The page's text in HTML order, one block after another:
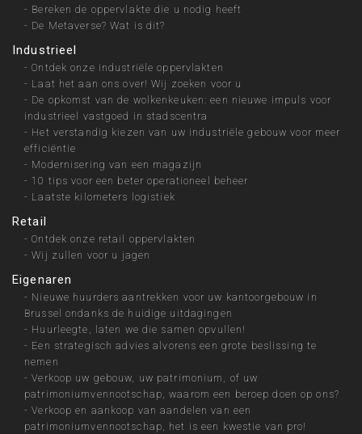
- Bereken de oppervlakte die u nodig heeft
- De Metaverse? Wat is dit?
Industrieel
-Ontdek onze industriële oppervlakten
- Laat het aan ons over! Wij zoeken voor u
- De opkomst van de wolkenkeuken: een nieuwe impuls voor
industrieel vastgoed in stadscentra
- Het verstandig kiezen van uw industriële gebouw voor meer
efficiëntie
- Modernisering van een magazijn
- 10 tips voor een beter operationeel beheer
- Laatste kilometers logistiek
Retail
-Ontdek onze retail oppervlakten
-Wij zullen voor u jagen
Eigenaren
- Nieuwe huurders aantrekken voor uw kantoorgebouw in
Brussel ondanks de huidige uitdagingen
- Huurleegte, laten we die samen opvullen!
- Een strategisch advies alvorens een grote beslissing te
nemen
-Verkoop uw gebouw, uw patrimonium, of uw
patrimoniumvennootschap, waarom een beroep doen op ons?
-Verkoop en aankoop van aandelen van een
patrimoniumvennootschap, het is een kwestie van pro!